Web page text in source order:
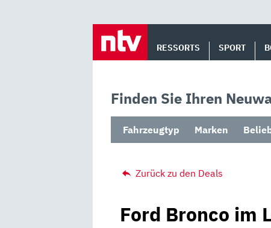
RESSORTS SPORT
Finden Sie Ihren
Fahrzeugtyp Marken
Zurück zu den Deals
Ford Bronco im